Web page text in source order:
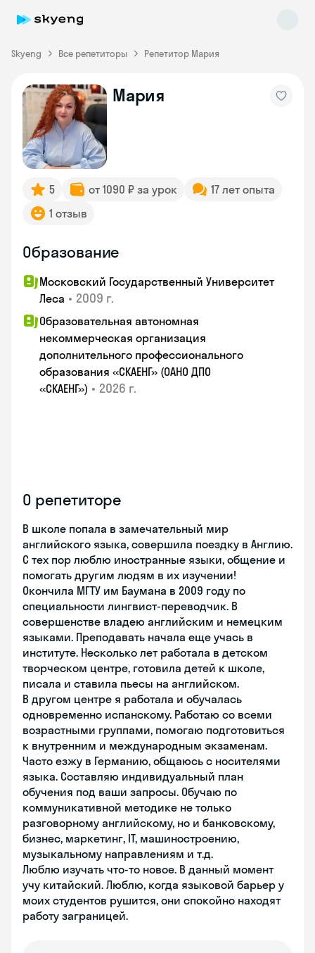
Skyeng Все репетиторы Репетитор Мария
Мария
5 от 1090 ₽ за урок
17 лет опыта
1 отзыв
Образование
Московский Государственный Университет
Леса • 2009 г.
Образовательная автономная
некоммерческая организация
дополнительного профессионального
образования «СКАЕНГ» (ОАНО ДПО
«СКАЕНГ») • 2026 г.
О репетиторе
В школе попала в замечательный мир
английского языка, совершила поездку в Англию.
С тех пор люблю иностранные языки, общение и
помогать другим людям в их изучении!
Окончила МГТУ им Баумана в 2009 году по
специальности лингвист-переводчик. В
совершенстве владею английским и немецким
языками. Преподавать начала еще учась в
институте. Несколько лет работала в детском
творческом центре, готовила детей к школе,
писала и ставила пьесы на английском.
В другом центре я работала и обучалась
одновременно испанскому. Работаю со всеми
возрастными группами, помогаю подготовиться
к внутренним и международным экзаменам.
Часто езжу в Германию, общаюсь с носителями
языка. Составляю индивидуальный план
обучения под ваши запросы. Обучаю по
коммуникативной методике не только
разговорному английскому, но и банковскому,
бизнес, маркетинг, IT, машиностроению,
музыкальному направлениям и т.д.
Люблю изучать что-то новое. В данный момент
учу китайский. Люблю, когда языковой барьер у
моих студентов рушится, они спокойно находят
работу заграницей.
Skyeng Chat
online